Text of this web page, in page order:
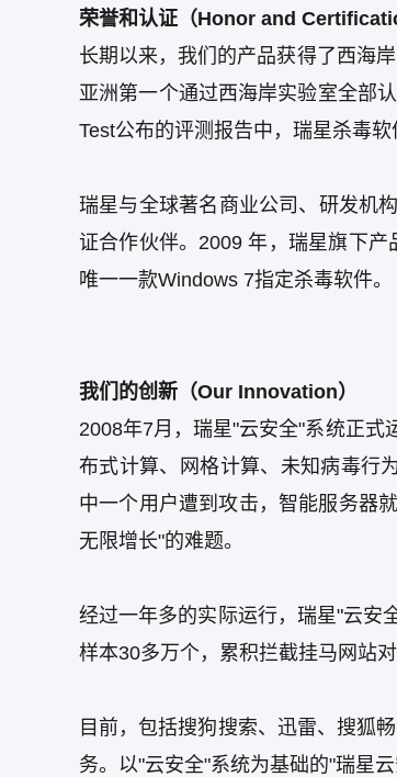
荣誉和认证（Honor and
长期以来，我们的产品获得了西海
亚洲第一个通过西海岸实验室全部
Test公布的评测报告中，瑞星杀毒软
瑞星与全球著名商业公司、研发机
证合作伙伴。2009 年，瑞星旗下
唯一一款Windows 7指定杀毒软件。
我们的创新（Our Innovation）
2008年7月，瑞星"云安全"系统正式
布式计算、网格计算、未知病毒行
中一个用户遭到攻击，智能服务器
无限增长"的难题。
经过一年多的实际运行，瑞星"云安
样本30多万个，累积拦截挂马网站
目前，包括搜狗搜索、迅雷、搜狐
务。以"云安全"系统为基础的"瑞星